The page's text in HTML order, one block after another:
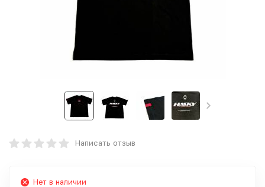
Написать отзыв
Нет в наличии